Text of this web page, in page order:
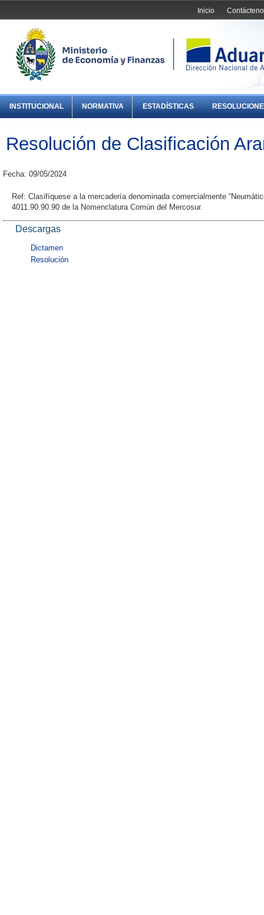
Inicio
INSTITUCIONAL NORMATIVA ESTADÍSTICAS
Resolución de Clasificación
Fecha: 09/05/2024
Ref: Clasifíquese a la mercadería denominada comercialmente
4011.90.90.90 de la Nomenclatura Común del Mercosur.
Descargas
Dictamen
Resolución